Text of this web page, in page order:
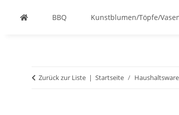
BBQ Kunstblumen/Töpfe/
Zurück zur Liste Startseite